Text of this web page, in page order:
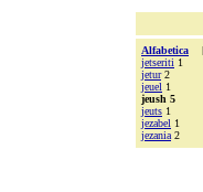
Alfabetica
jetseriti 1
jetur2
jeuel 1
jeush 5
jeuts 1
jezabel 1
jezania 2